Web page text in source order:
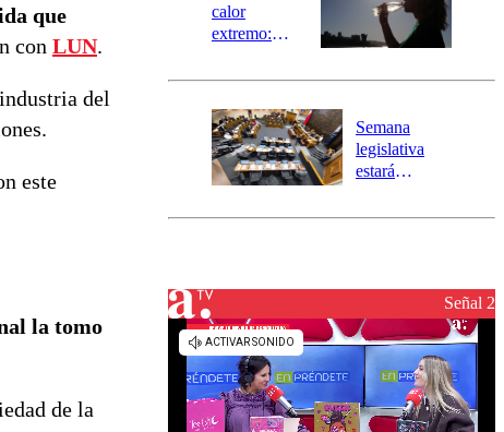
que
con LUN.
del
este
la tomo
de la
calor
extremo:
activa Alerta
Preventiva en
tres comunas
Semana
legislativa
estará
el fin de la
reconstrucciónSeñal 2